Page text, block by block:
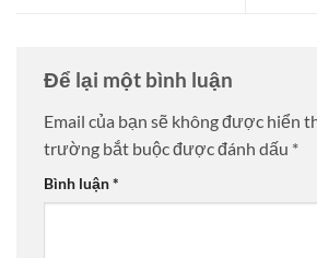
Để lại một bình luận
Email của bạn sẽ không được hiển
trường bắt buộc được đánh dấu *
Bình luận*